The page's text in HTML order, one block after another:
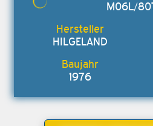
M06L/
HILGELAND
1976